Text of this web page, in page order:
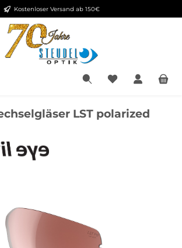
Kostenloser Versand ab 150€
LST polarized